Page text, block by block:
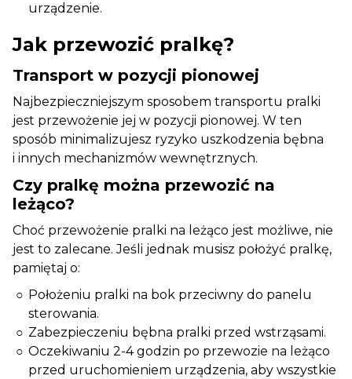
urządzenie.
Jak przewozić pralkę?
Transport w pozycji pionowej
Najbezpieczniejszym sposobem transportu pralki
jest przewożenie jej w pozycji pionowej. W ten
sposób minimalizujesz ryzyko uszkodzenia bębna
i innych mechanizmów wewnętrznych.
Czy pralkę można przewozić na
leżąco?
Choć przewożenie pralki na leżąco jest możliwe, nie
jest to zalecane. Jeśli jednak musisz położyć pralkę,
pamiętaj o:
Położeniu pralki na bok przeciwny do panelu
sterowania.
Zabezpieczeniu bębna pralki przed wstrząsami.
Oczekiwaniu 2-4 godzin po przewozie na leżąco
przed uruchomieniem urządzenia, aby wszystkie